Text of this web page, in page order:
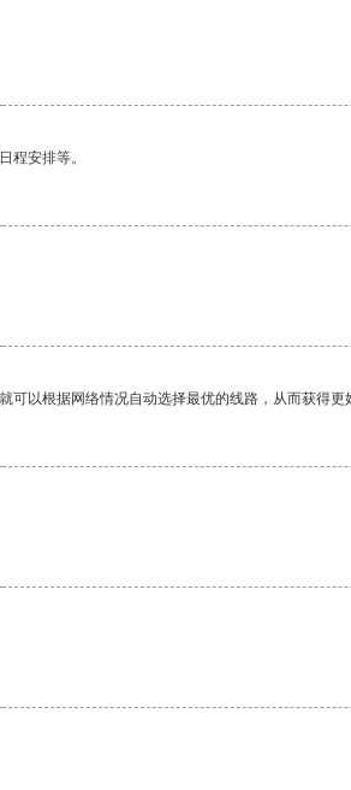
程安排等。
以根据网络情况自动选择最优的线路，从而获得更